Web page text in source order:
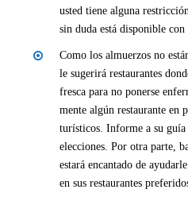
usted tiene alguna
sin duda está disponible con
Como los almuerzos no
le sugerirá restaurantes
fresca para no ponerse
mente algún restaurante en
turísticos. Informe a su guía
elecciones. Por otra parte,
estará encantado de
en sus restaurantes